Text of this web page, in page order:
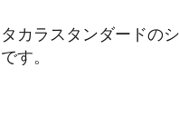
タカラスタンダードの
です。